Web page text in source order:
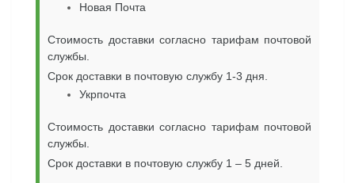
Новая Почта
Стоимость доставки согласно тарифам почтовой
службы.
Срок доставки в почтовую службу 1-3 дня.
Укрпочта
Стоимость доставки согласно тарифам почтовой
службы.
Срок доставки в почтовую службу 1 – 5 дней.